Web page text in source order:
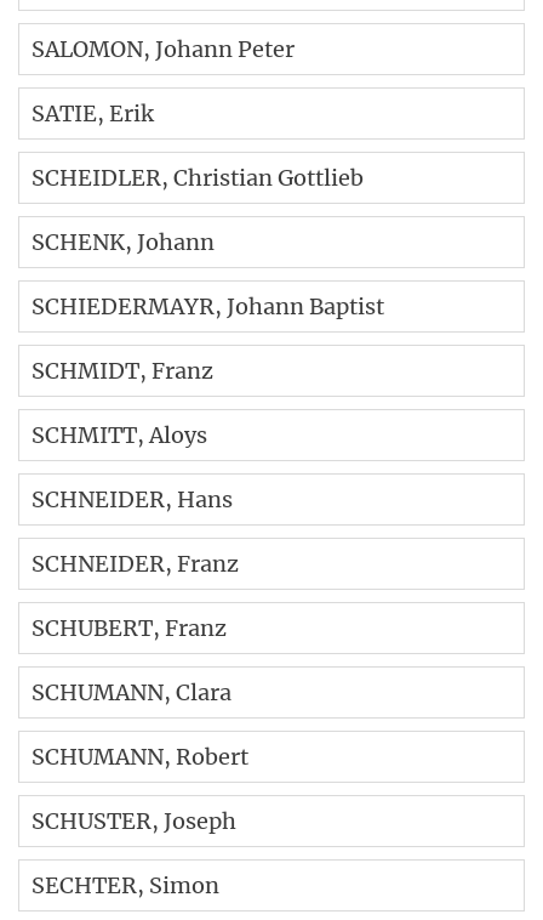
SALOMON, Johann Peter
SATIE, Erik
SCHEIDLER, Christian Gottlieb
SCHENK, Johann
SCHIEDERMAYR, Johann Baptist
SCHMIDT, Franz
SCHMITT, Aloys
SCHNEIDER, Hans
SCHNEIDER, Franz
SCHUBERT, Franz
SCHUMANN, Clara
SCHUMANN, Robert
SCHUSTER, Joseph
SECHTER, Simon